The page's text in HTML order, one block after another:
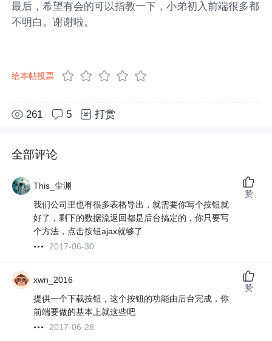
最后，希望有会的可以指教一下，小弟初入前端很多都
不明白。谢谢啦。
给本帖投票
261 5 打赏
全部评论
This_尘渊
我们公司里也有很多表格导出，就需要你写个按钮就
好了，剩下的数据流返回都是后台搞定的，你只要写
个方法，点击按钮ajax就够了
2017-06-30
赞
xwn_2016
提供一个下载按钮，这个按钮的功能由后台完成，你
前端要做的基本上就这些吧
2017-06-28
赞